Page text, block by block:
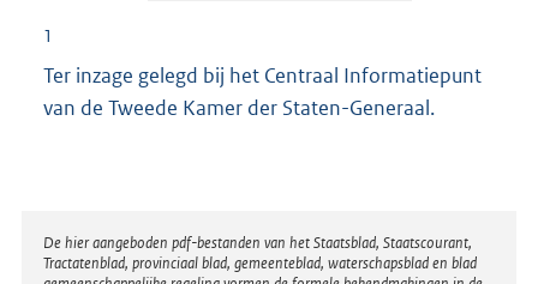
1
Ter inzage gelegd bij het Centraal Informatiepunt
van de Tweede Kamer der Staten-Generaal.
Disclaimer
De hier aangeboden pdf-bestanden van het Staatsblad, Staatscourant,
Tractatenblad, provinciaal blad, gemeenteblad, waterschapsblad en blad